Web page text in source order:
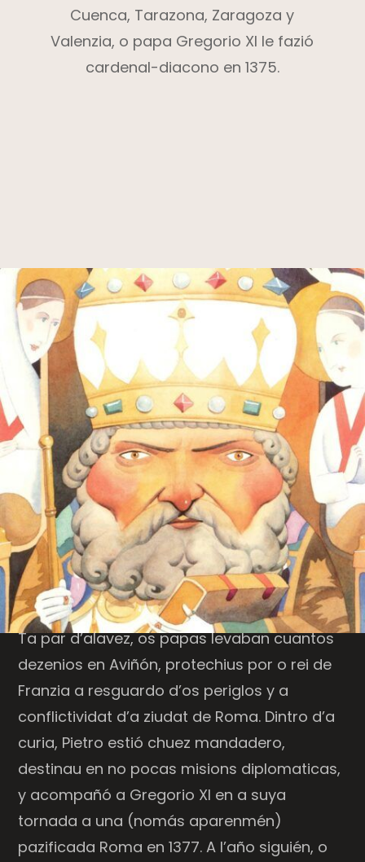
Cuenca, Tarazona, Zaragoza y
Valenzia, o papa Gregorio XI le fazió
cardenal-diacono en 1375.
Ta par d’alavez, os papas levaban cuantos
dezenios en Aviñón, protechius por o rei de
Franzia a resguardo d’os periglos y a
conflictividat d’a ziudat de Roma. Dintro d’a
curia, Pietro estió chuez mandadero,
destinau en no pocas misions diplomaticas,
y acompañó a Gregorio XI en a suya
tornada a una (nomás aparenmén)
pazificada Roma en 1377. A l’año siguién, o